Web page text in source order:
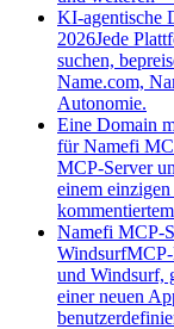
KI-agentische
2026Jede
suchen,
Name.com,
Autonomie.
Eine Domain
für Namefi
MCP-Server
einem
Namefi MCP-
Windsurf
und Windsurf,
einer neuen